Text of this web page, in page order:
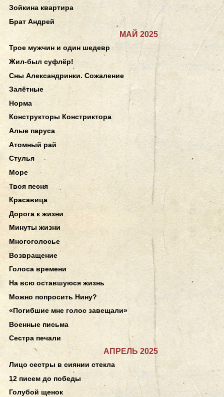
Зойкина квартира
Брат Андрей
МАЙ 2025
Трое мужчин и один шедевр
Жил-был суфлёр!
Сны Александринки. Сожаление
Залётные
Норма
Конструкторы Констриктора
Алые паруса
Атомный рай
Стулья
Море
Твоя песня
Красавица
Дорога к жизни
Минуты жизни
Многоголосье
Возвращение
Голоса времени
На всю оставшуюся жизнь
Можно попросить Нину?
«Погибшие мне голос завещали»
Военные письма
Сестра печали
АПРЕЛЬ 2025
Лицо сестры в сиянии стекла
12 писем до победы
Голубой щенок